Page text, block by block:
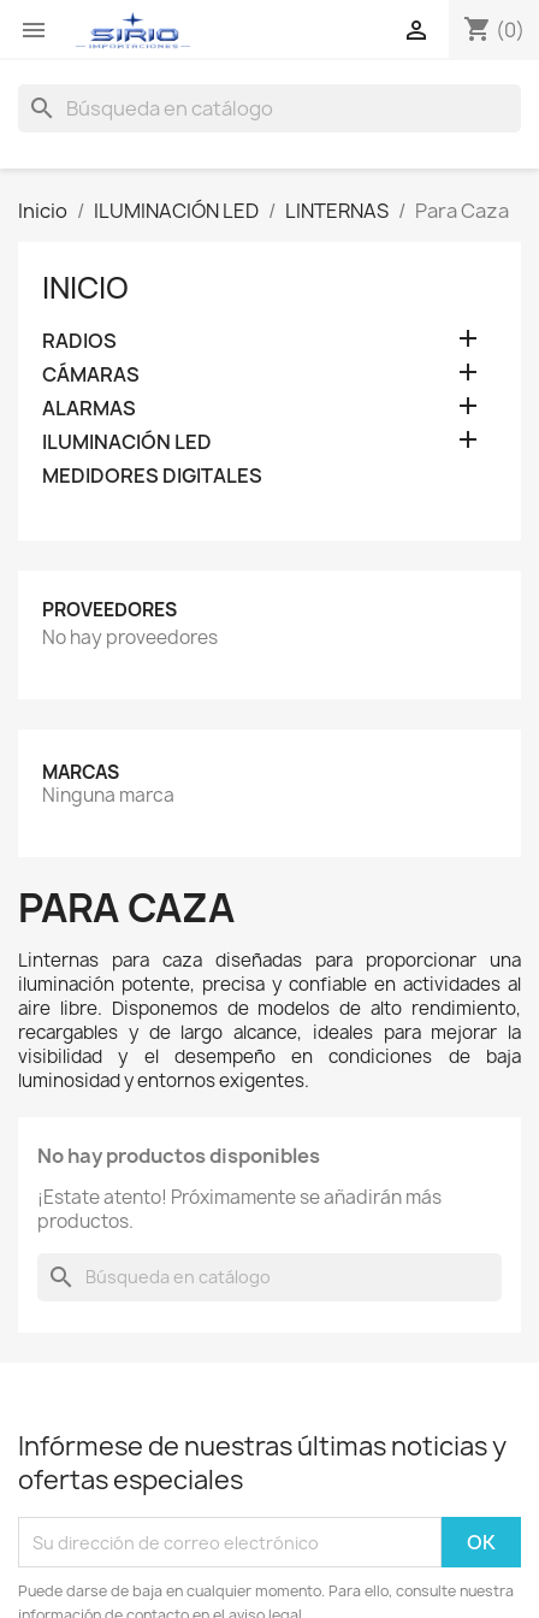
 shopping_cart (0)

search
Inicio ILUMINACIÓN LED LINTERNAS Para Caza
INICIO
RADIOS 
CÁMARAS 
ALARMAS 
ILUMINACIÓN LED 
MEDIDORES DIGITALES
PROVEEDORES
No hay proveedores
MARCAS
Ninguna marca
PARA CAZA
Linternas para caza diseñadas para proporcionar una
iluminación potente, precisa y confiable en actividades al
aire libre. Disponemos de modelos de alto rendimiento,
recargables y de largo alcance, ideales para mejorar la
visibilidad y el desempeño en condiciones de baja
luminosidad y entornos exigentes.
No hay productos disponibles
¡Estate atento! Próximamente se añadirán más
productos.
search
Infórmese de nuestras últimas noticias y
ofertas especiales
Puede darse de baja en cualquier momento. Para ello, consulte nuestra